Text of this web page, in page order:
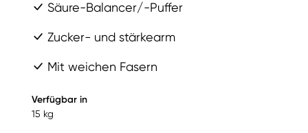
Säure-Balancer/-Puffer
Zucker- und stärkearm
Mit weichen Fasern
Verfügbar in
15 kg